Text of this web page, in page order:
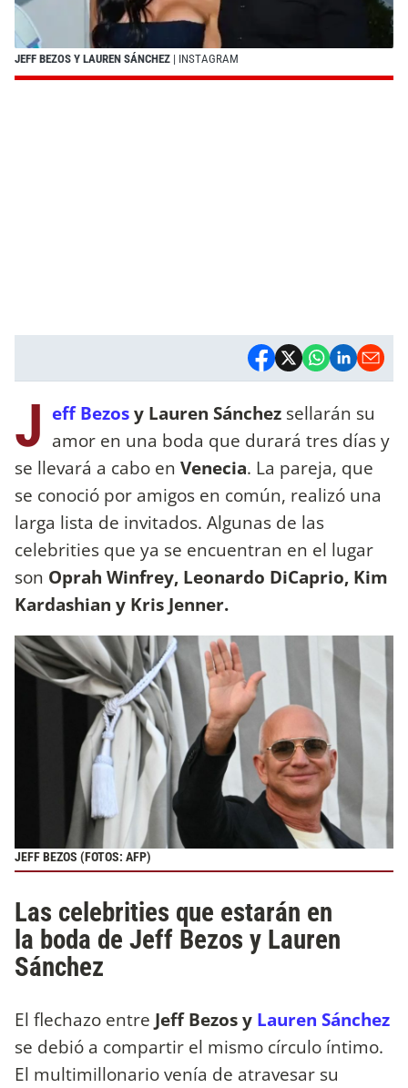
JEFF BEZOS Y LAUREN SÁNCHEZ | INSTAGRAM
J eff Bezosy Lauren Sánchez sellarán su
amor en una boda que durará tres días y
se llevará a cabo en Venecia. La pareja, que
se conoció por amigos en común, realizó una
larga lista de invitados. Algunas de las
celebrities que ya se encuentran en el lugar
son Oprah Winfrey, Leonardo DiCaprio, Kim
Kardashian y Kris Jenner.
JEFF BEZOS (FOTOS: AFP)
Las celebrities que estarán en
la boda de Jeff Bezos y Lauren
Sánchez
El flechazo entre Jeff Bezos y Lauren Sánchez
se debió a compartir el mismo círculo íntimo.
El multimillonario venía de atravesar su